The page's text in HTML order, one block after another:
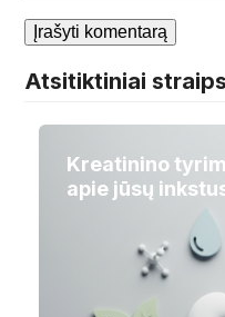
Atsitiktiniai
Kreatinino
apie jūsų